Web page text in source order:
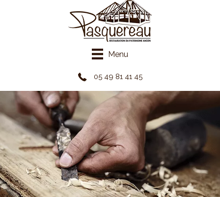
Menu
05 49 81 41 45
Panneau de gestion des cookies